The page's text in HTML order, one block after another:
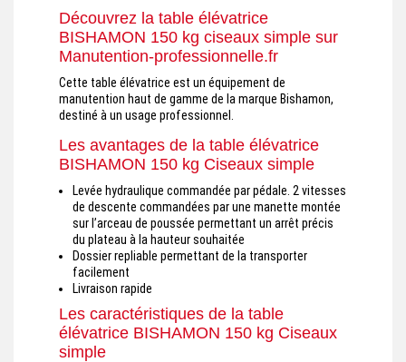
Découvrez la table élévatrice
BISHAMON 150 kg ciseaux simple sur
Manutention-professionnelle.fr
Cette table élévatrice est un équipement de
manutention haut de gamme de la marque Bishamon,
destiné à un usage professionnel.
Les avantages de la table élévatrice
BISHAMON 150 kg Ciseaux simple
Levée hydraulique commandée par pédale. 2 vitesses
de descente commandées par une manette montée
sur l’arceau de poussée permettant un arrêt précis
du plateau à la hauteur souhaitée
Dossier repliable permettant de la transporter
facilement
Livraison rapide
Les caractéristiques de la table
élévatrice BISHAMON 150 kg Ciseaux
simple